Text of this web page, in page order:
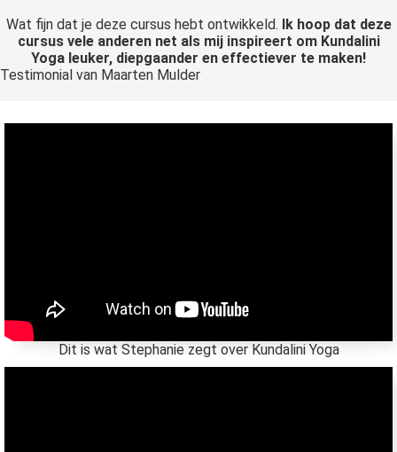
Wat fijn dat je deze cursus hebt ontwikkeld. Ik hoop dat deze
cursus vele anderen net als mij inspireert om Kundalini
Yoga leuker, diepgaander en effectiever te maken!
Testimonial van Maarten Mulder
Dit is wat Stephanie zegt over Kundalini Yoga